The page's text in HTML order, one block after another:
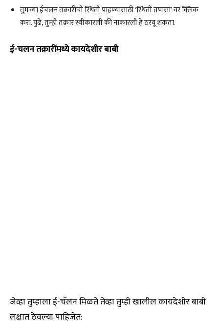
तुमच्या ईचलन तक्रारीची स्थिती पाहण्यासाठी ‘स्थिती तपासा’ वर क्लिक
करा. पुढे, तुम्ही तक्रार स्वीकारली की नाकारली हे ठरवू शकता.
ई-चलन तक्रारींमध्ये कायदेशीर बाबी
जेव्हा तुम्हाला ई-चॅलन मिळते तेव्हा तुम्ही खालील कायदेशीर बाबी
लक्षात ठेवल्या पाहिजेत: